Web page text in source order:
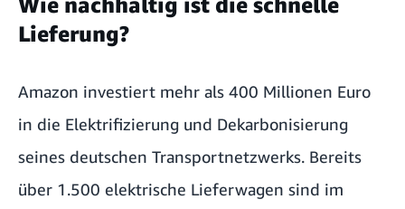
Lieferung?
Amazon investiert mehr als 400 Millionen Euro
in die Elektrifizierung und Dekarbonisierung
seines deutschen Transportnetzwerks. Bereits
über 1.500 elektrische Lieferwagen sind im